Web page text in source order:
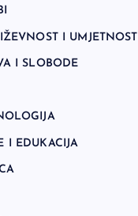
I UMJETNOST
I SLOBODE
I EDUKACIJA